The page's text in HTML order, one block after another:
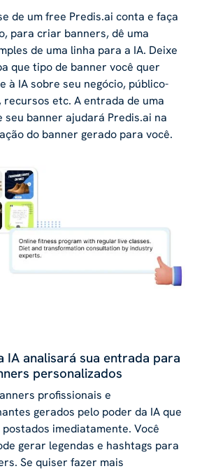
de um free Predis.ai conta e faça
para criar banners, dê uma
de uma linha para a IA. Deixe
que tipo de banner você quer
à IA sobre seu negócio, público-
recursos etc. A entrada de uma
seu banner ajudará Predis.ai na
do banner gerado para você.
IA analisará sua entrada para
personalizados
profissionais e
gerados pelo poder da IA ​​que
imediatamente. Você
gerar legendas e hashtags para
Se quiser fazer mais